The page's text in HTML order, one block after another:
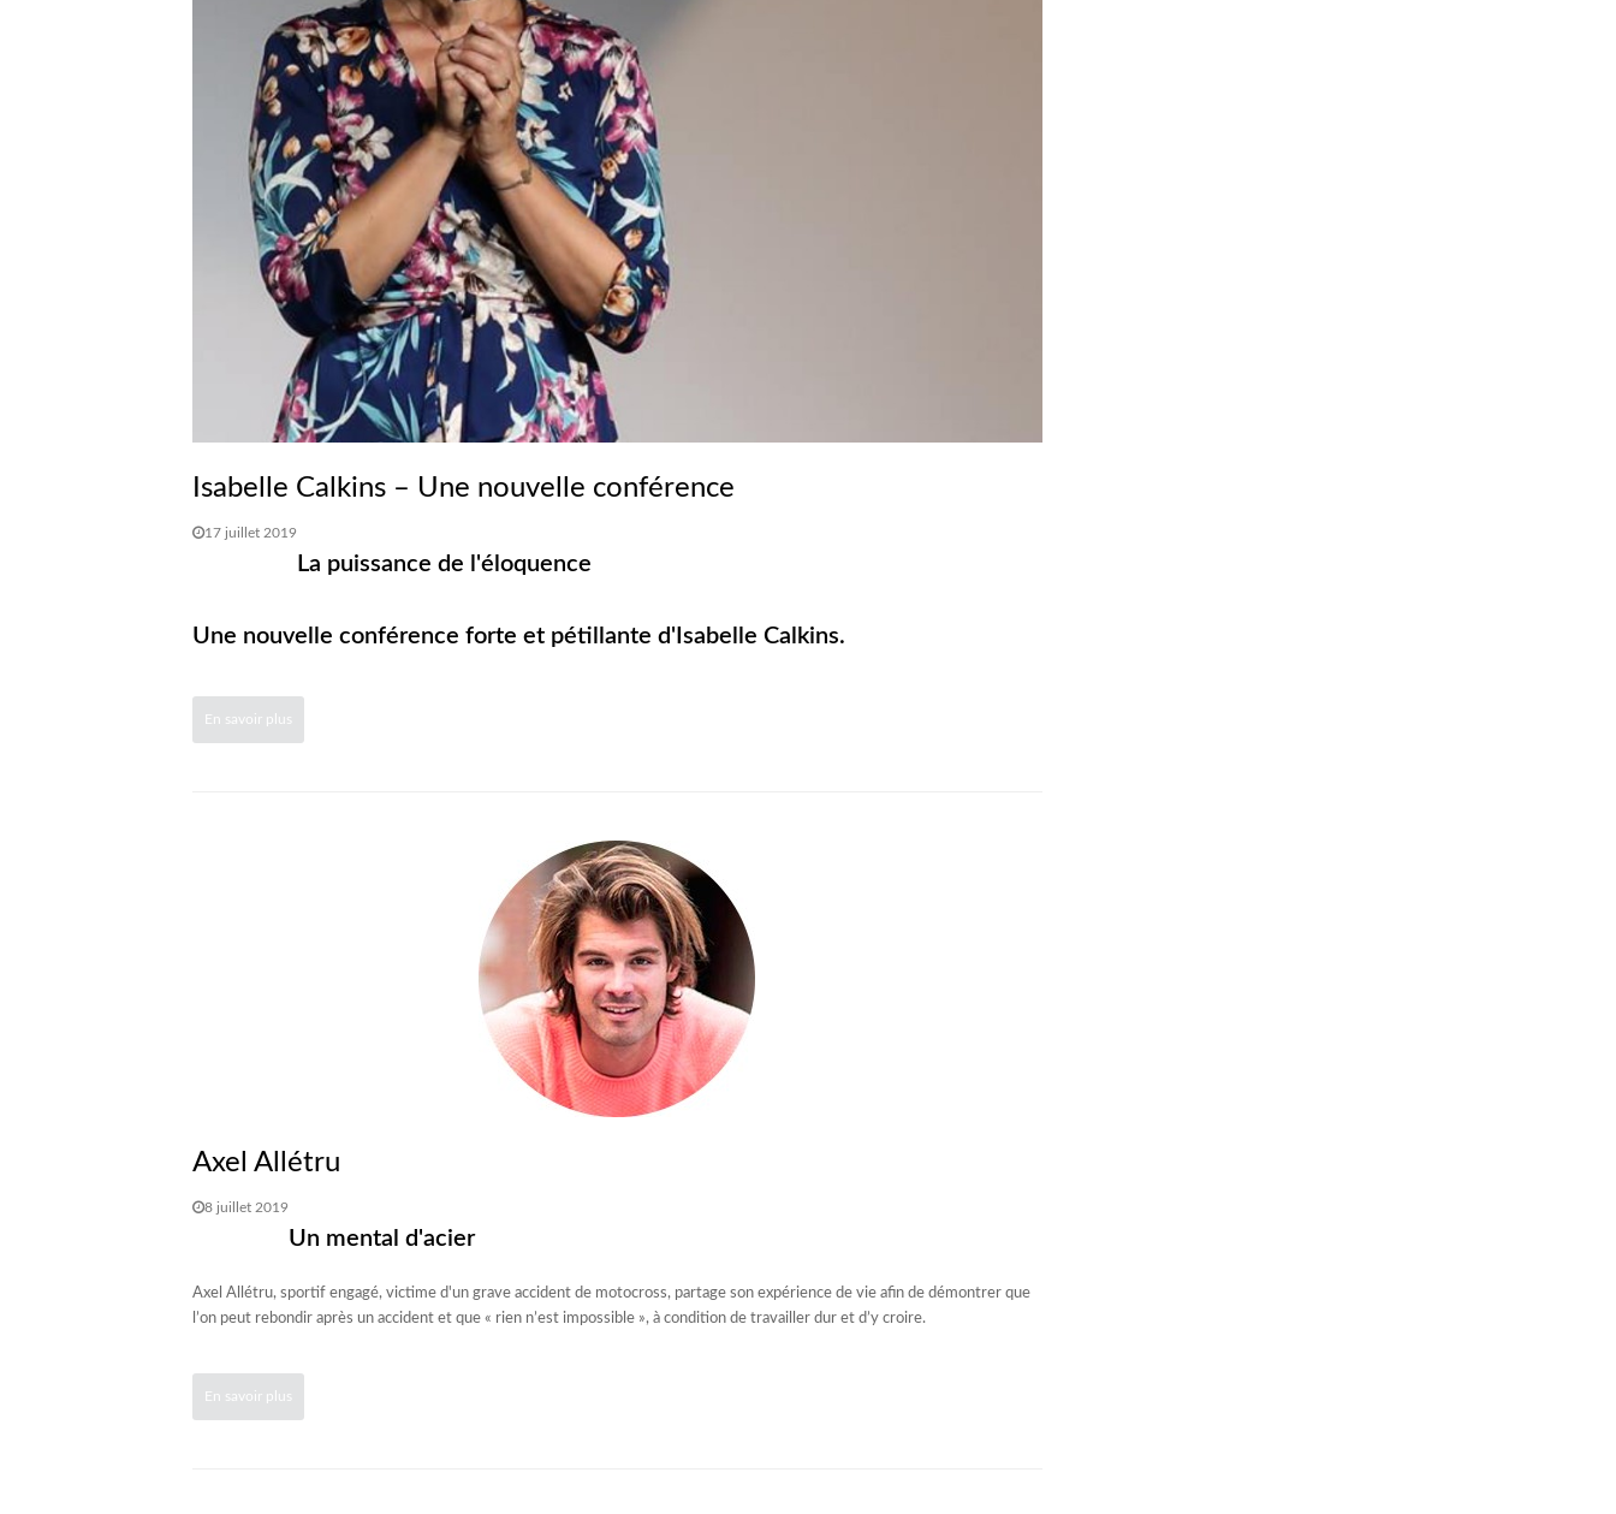
Isabelle Calkins – Une nouvelle conférence
17 juillet 2019
La puissance de l'éloquence
Une nouvelle conférence forte et pétillante d'Isabelle Calkins.
En savoir plus
Axel Allétru
8 juillet 2019
Un mental d'acier
Axel Allétru, sportif engagé, victime d'un grave accident de motocross, partage son expérience de vie afin de démontrer que
l’on peut rebondir après un accident et que « rien n’est impossible », à condition de travailler dur et d’y croire.
En savoir plus